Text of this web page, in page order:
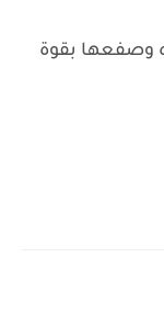
وصفعها بقوة